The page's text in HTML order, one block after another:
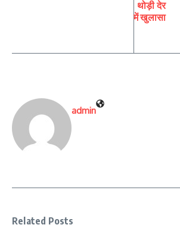
थोड़ी देर
में खुलासा
admin
Related Posts